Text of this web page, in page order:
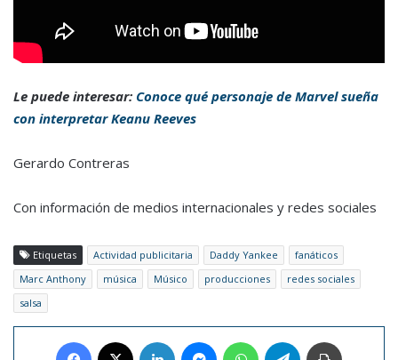
Le puede interesar: Conoce qué personaje de Marvel sueña
con interpretar Keanu Reeves
Gerardo Contreras
Con información de medios internacionales y redes sociales
Etiquetas Actividad publicitaria Daddy Yankee
fanáticos
Marc Anthony
música Músico producciones
redes sociales
salsa
Facebook LinkedIn MessengerWhatsAppTelegram